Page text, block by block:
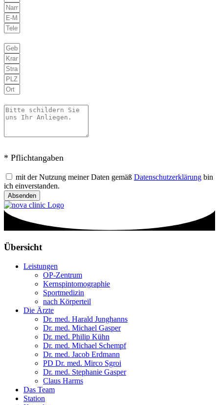
* Pflichtangaben
mit der Nutzung meiner Daten gemäß Datenschutzerklärung bin
ich einverstanden.
Absenden
Übersicht
Leistungen
OP-Zentrum
Kernspintomographie
Sportmedizin
nach Körperteil
Die Ärzte
Dr. med. Harald Junghanns
Dr. med. Michael Gasper
Dr. med. Philip Kühn
Dr. med. Michael Schempf
Dr. med. Jacob Erdmann
PD Dr. med. Mirco Sgroi
Dr. med. Stephanie Gasper
Claus Harms
Das Team
Station